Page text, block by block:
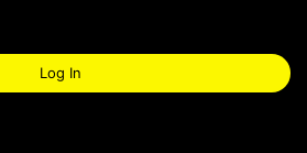
Log In